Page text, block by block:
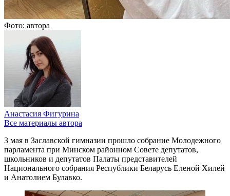
Фото: автора
Анастасия Фигурина
Все материалы автора
3 мая в Заславской гимназии прошло собрание Молодежного
парламента при Минском районном Совете депутатов,
школьников и депутатов Палаты представителей
Национального собрания Республики Беларусь Еленой Хилей
и Анатолием Булавко.